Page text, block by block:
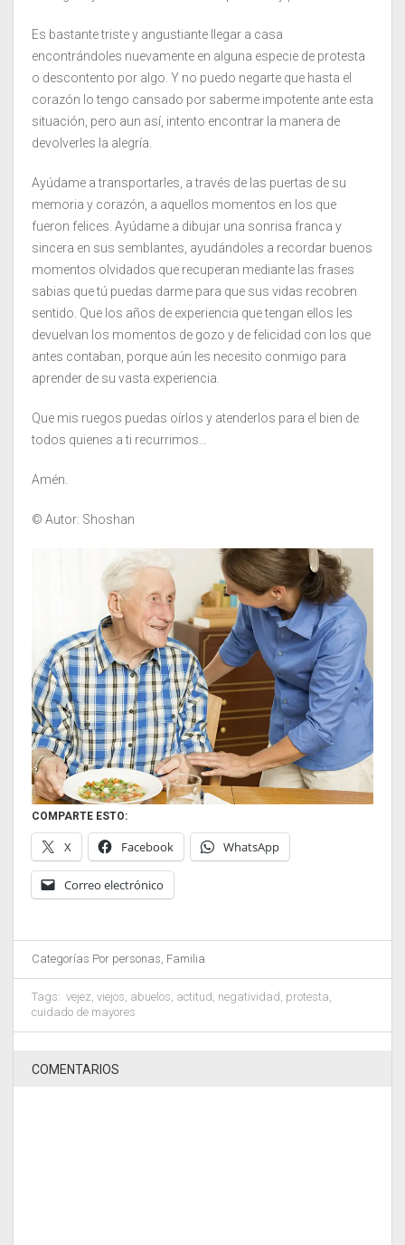
Es bastante triste y angustiante llegar a casa
encontrándoles nuevamente en alguna especie de protesta
o descontento por algo. Y no puedo negarte que hasta el
corazón lo tengo cansado por saberme impotente ante esta
situación, pero aun así, intento encontrar la manera de
devolverles la alegría.
Ayúdame a transportarles, a través de las puertas de su
memoria y corazón, a aquellos momentos en los que
fueron felices. Ayúdame a dibujar una sonrisa franca y
sincera en sus semblantes, ayudándoles a recordar buenos
momentos olvidados que recuperan mediante las frases
sabias que tú puedas darme para que sus vidas recobren
sentido. Que los años de experiencia que tengan ellos les
devuelvan los momentos de gozo y de felicidad con los que
antes contaban, porque aún les necesito conmigo para
aprender de su vasta experiencia.
Que mis ruegos puedas oírlos y atenderlos para el bien de
todos quienes a ti recurrimos…
Amén.
© Autor: Shoshan
COMPARTE ESTO:
X Facebook WhatsApp
Correo electrónico
Categorías Por personas, Familia
Tags: vejez, viejos, abuelos, actitud, negatividad, protesta,
cuidado de mayores
COMENTARIOS